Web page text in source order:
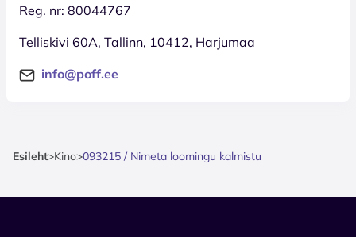
Reg. nr: 80044767
Telliskivi 60A, Tallinn, 10412, Harjumaa
info@poff.ee
Esileht>Kino>093215 / Nimeta loomingu kalmistu